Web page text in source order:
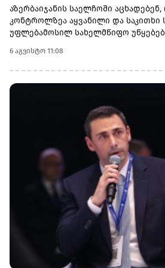
აზერბაიჯანის საელჩოში
კონტროლზეა აყვანილი და
უფლებამოსილ სახელმწიფო
სააგენტო Report-ის ინფორმაციით,
ელოდებიან საბაჟო პროცედურების
პუნქტებზე, ასევე თბილისის
ზონაში (გეზ).გადამზიდავების
შეჩერების კონკრეტულ მიზეზებს,
თუ დოკუმენტაციას - არ
მძღოლები აცხადებენ, რომ
გაჭიანურდა და ზოგ შემთხვევაში
შეადგენს: თეიმურ სულთანოვი:
გამშვებ პუნქტზე 15 დღეა
პასპორტი, მართვის მოწმობა და
პასუხად კი მხოლოდ „დაელოდეთ“-ს
მამედლიევი: საქართველოში უკვე
ქუთაისში წარმოებული და
განკუთვნილი ქიმიური ნივთიერება
აზერბაიჯანში. მისი თქმით,
სრულად დაშალეს, ჩამოართვეს
6 აგვისტო 11:08